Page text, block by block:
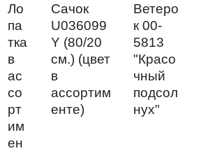
Ло
па
тка
в
ас
со
рт
им
ен
Сачок
U036099
Y (80/20
см.) (цвет
в
ассортим
енте)
Ветеро
к 00-
5813
"Красо
чный
подсол
нух"